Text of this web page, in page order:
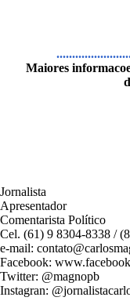
Maiores
Jornalista
Apresentador
Comentarista Político
Cel. (61) 9 8304-8338 /
e-mail:
Facebook:
Twitter: @magnopb
Instagran: